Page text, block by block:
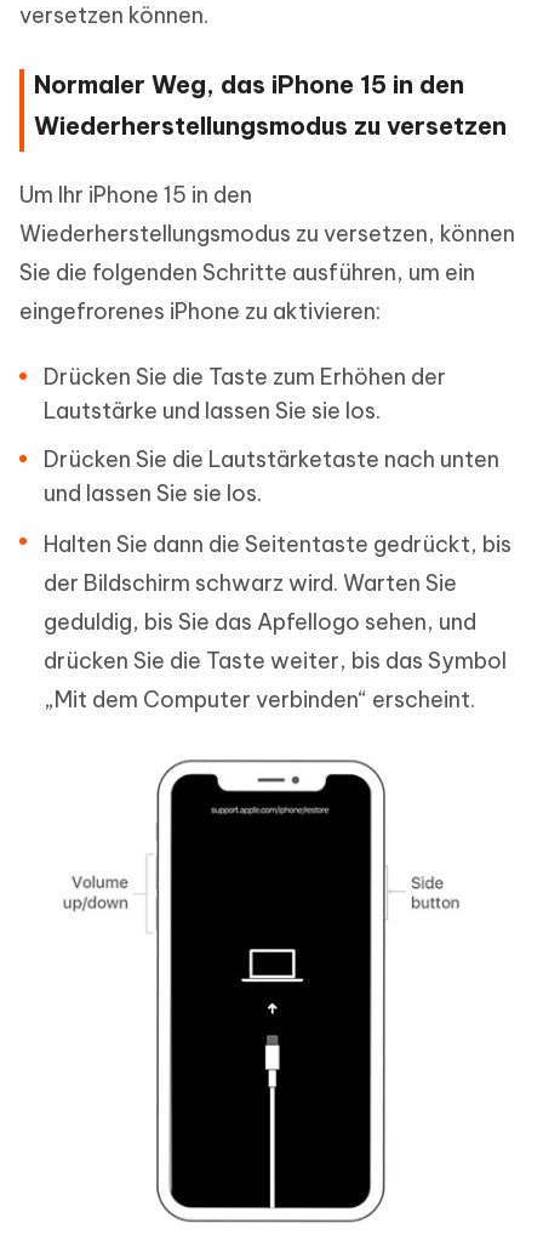
versetzen können.
Normaler Weg, das iPhone 15 in den
Wiederherstellungsmodus zu versetzen
Um Ihr iPhone 15 in den
Wiederherstellungsmodus zu versetzen, können
Sie die folgenden Schritte ausführen, um ein
eingefrorenes iPhone zu aktivieren:
Drücken Sie die Taste zum Erhöhen der
Lautstärke und lassen Sie sie los.
Drücken Sie die Lautstärketaste nach unten
und lassen Sie sie los.
Halten Sie dann die Seitentaste gedrückt, bis
der Bildschirm schwarz wird. Warten Sie
geduldig, bis Sie das Apfellogo sehen, und
drücken Sie die Taste weiter, bis das Symbol
„Mit dem Computer verbinden“ erscheint.